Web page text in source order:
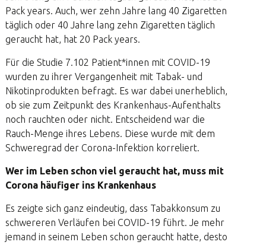
Pack years. Auch, wer zehn Jahre lang 40 Zigaretten
täglich oder 40 Jahre lang zehn Zigaretten täglich
geraucht hat, hat 20 Pack years.
Für die Studie 7.102 Patient*innen mit COVID-19
wurden zu ihrer Vergangenheit mit Tabak- und
Nikotinprodukten befragt. Es war dabei unerheblich,
ob sie zum Zeitpunkt des Krankenhaus-Aufenthalts
noch rauchten oder nicht. Entscheidend war die
Rauch-Menge ihres Lebens. Diese wurde mit dem
Schweregrad der Corona-Infektion korreliert.
Wer im Leben schon viel geraucht hat, muss mit
Corona häufiger ins Krankenhaus
Es zeigte sich ganz eindeutig, dass Tabakkonsum zu
schwereren Verläufen bei COVID-19 führt. Je mehr
jemand in seinem Leben schon geraucht hatte, desto